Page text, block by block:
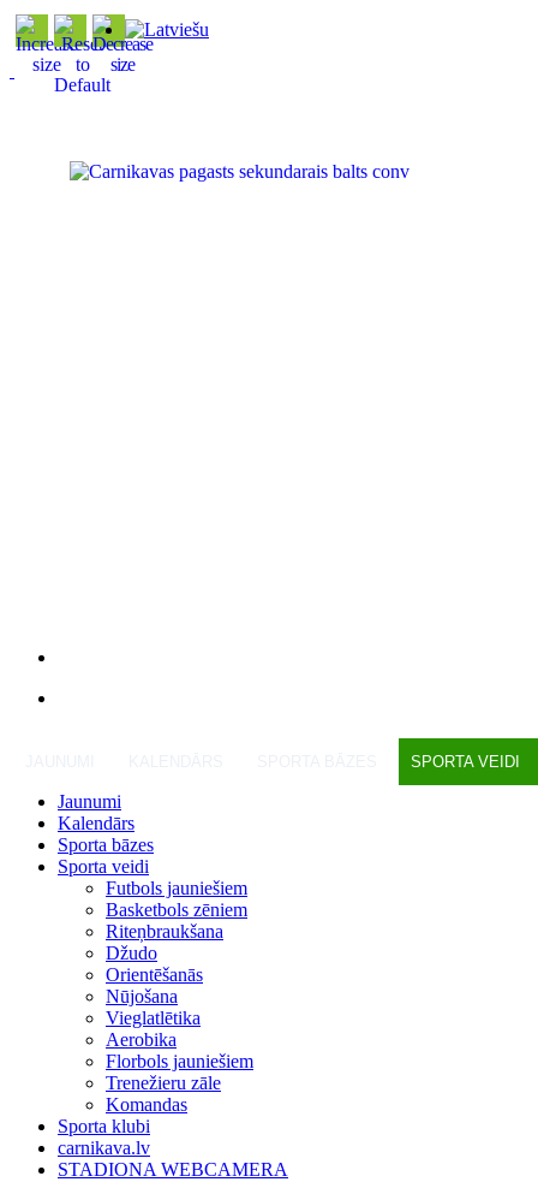
SPORTA VEIDI
Jaunumi
Kalendārs
Sporta bāzes
Sporta veidi
Futbols jauniešiem
Basketbols zēniem
Riteņbraukšana
Džudo
Orientēšanās
Nūjošana
Vieglatlētika
Aerobika
Florbols jauniešiem
Trenežieru zāle
Komandas
Sporta klubi
carnikava.lv
STADIONA WEBCAMERA